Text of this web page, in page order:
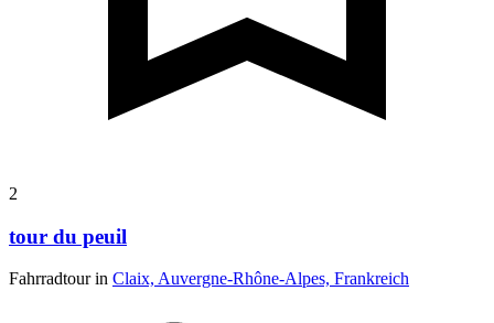
2
tour du peuil
Fahrradtour in Claix, Auvergne-Rhône-Alpes, Frankreich